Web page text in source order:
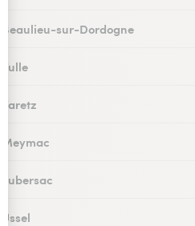
Beaulieu-sur-Dordogne
Tulle
Varetz
Meymac
Lubersac